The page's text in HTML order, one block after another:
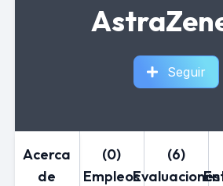
Seguir
Acerca
de
(0)
Empleos
(6)
Evaluaciones